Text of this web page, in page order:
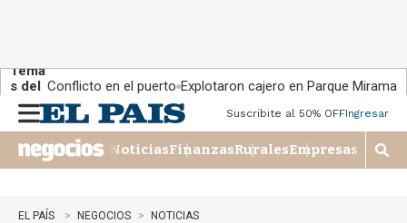
Tema
s del
día:
Conflicto en el puerto Explotaron cajero en Parque Miramar
n
u
Suscribite al 50% OFFIngresar
NoticiasFinanzasRuralesEmpresas
M
o
EL PAÍS NEGOCIOS NOTICIAS